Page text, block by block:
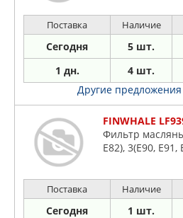
Поставка Наличие
Сегодня 5 шт.
1 дн. 4 шт.
Другие предложения
FINWHALE
Фильтр
E82), 3(E90, E91,
Поставка Наличие
Сегодня 1 шт.